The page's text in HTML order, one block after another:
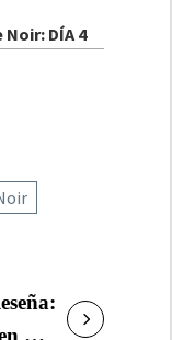
DÍA 4
paz